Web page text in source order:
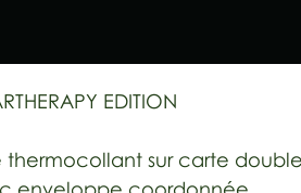
EDITION
thermocollant sur carte